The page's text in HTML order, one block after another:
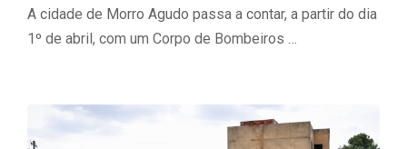
A cidade de Morro Agudo passa a contar, a partir do dia
1º de abril, com um Corpo de Bombeiros …